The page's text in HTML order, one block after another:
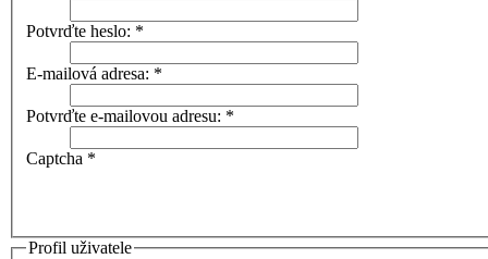
Potvrďte heslo: *
E-mailová adresa: *
Potvrďte e-mailovou adresu: *
Captcha *
Profil uživatele